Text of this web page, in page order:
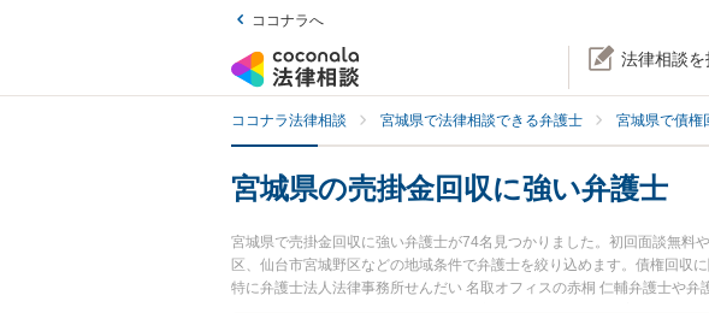
ココナラへ
法律相談を
ココナラ法律相談 宮城県で法律相談できる弁護士 宮城県で債権
宮城県の売掛金回収に強い弁護士
宮城県で売掛金回収に強い弁護士が74名見つかりました。初回面談無料
区、仙台市宮城野区などの地域条件で弁護士を絞り込めます。債権回収
特に弁護士法人法律事務所せんだい 名取オフィスの赤桐 仁輔弁護士や